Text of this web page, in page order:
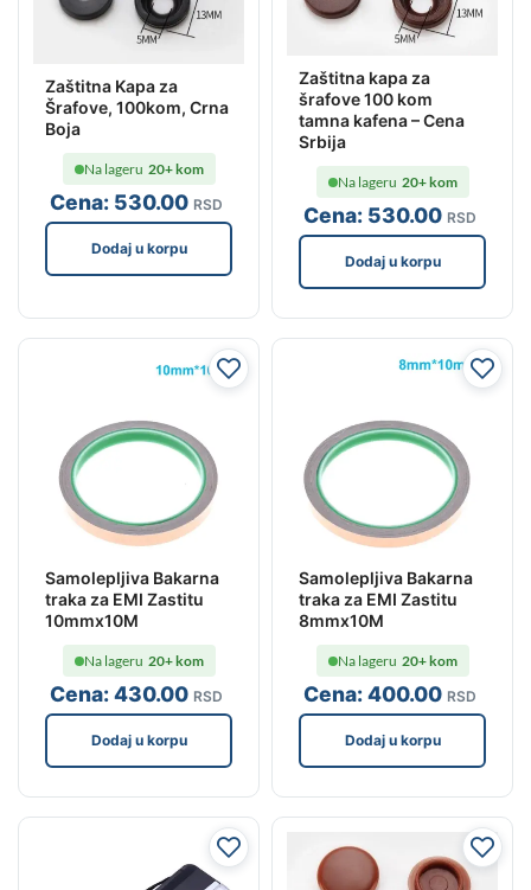
Zaštitna Kapa za
Šrafove, 100kom, Crna
Boja
Cena: 530.00 RSD
Na lageru 20+ kom
Dodaj u korpu
Zaštitna kapa za
šrafove 100 kom
tamna kafena – Cena
Srbija
Cena: 530.00 RSD
Na lageru 20+ kom
Dodaj u korpu
Samolepljiva Bakarna
traka za EMI Zastitu
10mmx10M
Cena:430.00 RSD
Na lageru 20+ kom
Dodaj u korpu
Samolepljiva Bakarna
traka za EMI Zastitu
8mmx10M
Cena:400.00 RSD
Na lageru 20+ kom
Dodaj u korpu